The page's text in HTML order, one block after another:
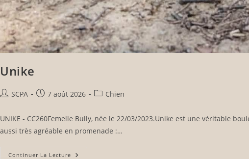
Unike
SCPA 7 août 2026 Chien
UNIKE - CC260Femelle Bully, née le 22/03/2023.Unike est une véritable
aussi très agréable en promenade :…
Continuer La Lecture